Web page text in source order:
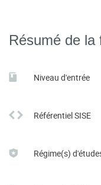
Résumé de la
Niveau d'entrée
Référentiel SISE
Régime(s)